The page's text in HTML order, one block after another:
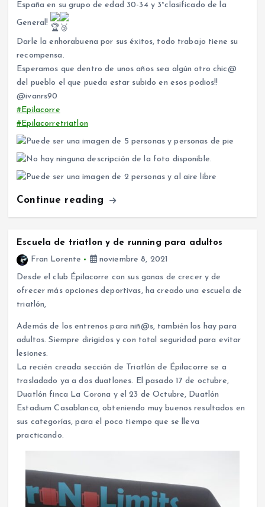
España en su grupo de edad 30-34 y 3°clasificado de la
General!
Darle la enhorabuena por sus éxitos, todo trabajo tiene su
recompensa.
Esperamos que dentro de unos años sea algún otro chic@
del pueblo el que pueda estar subido en esos podios!!
@ivanrs90
#Epilacorre
#Epilacorretriatlon
Continue reading
Escuela de triatlon y de running para adultos
Fran Lorente
noviembre 8, 2021
Desde el club Épilacorre con sus ganas de crecer y de
ofrecer más opciones deportivas, ha creado una escuela de
triatlón,
Además de los entrenos para niñ@s, también los hay para
adultos. Siempre dirigidos y con total seguridad para evitar
lesiones.
La recién creada sección de Triatlón de Épilacorre se a
trasladado ya a dos duatlones. El pasado 17 de octubre,
Duatlón finca La Corona y el 23 de Octubre, Duatlón
Estadium Casablanca, obteniendo muy buenos resultados en
sus categorías, para el poco tiempo que se lleva
practicando.